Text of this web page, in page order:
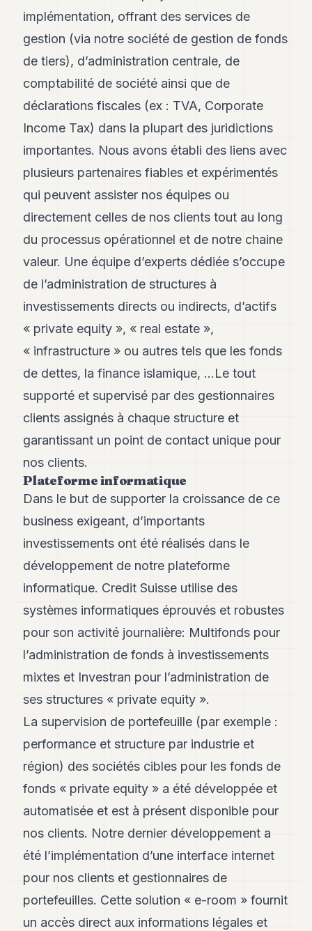
implémentation, offrant des services de
gestion (via notre société de gestion de fonds
de tiers), d’administration centrale, de
comptabilité de société ainsi que de
déclarations fiscales (ex : TVA, Corporate
Income Tax) dans la plupart des juridictions
importantes. Nous avons établi des liens avec
plusieurs partenaires fiables et expérimentés
qui peuvent assister nos équipes ou
directement celles de nos clients tout au long
du processus opérationnel et de notre chaine
valeur. Une équipe d’experts dédiée s’occupe
de l’administration de structures à
investissements directs ou indirects, d’actifs
« private equity », « real estate »,
« infrastructure » ou autres tels que les fonds
de dettes, la finance islamique, …Le tout
supporté et supervisé par des gestionnaires
clients assignés à chaque structure et
garantissant un point de contact unique pour
nos clients.
Plateforme informatique
Dans le but de supporter la croissance de ce
business exigeant, d’importants
investissements ont été réalisés dans le
développement de notre plateforme
informatique. Credit Suisse utilise des
systèmes informatiques éprouvés et robustes
pour son activité journalière: Multifonds pour
l’administration de fonds à investissements
mixtes et Investran pour l’administration de
ses structures « private equity ».
La supervision de portefeuille (par exemple :
performance et structure par industrie et
région) des sociétés cibles pour les fonds de
fonds « private equity » a été développée et
automatisée et est à présent disponible pour
nos clients. Notre dernier développement a
été l’implémentation d’une interface internet
pour nos clients et gestionnaires de
portefeuilles. Cette solution « e-room » fournit
un accès direct aux informations légales et